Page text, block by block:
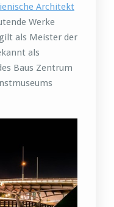
Architekt
Werke
als Meister der
als
Baus Zentrum